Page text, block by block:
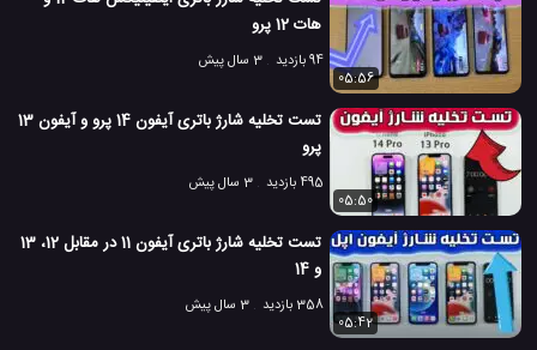
هات 12 پرو
94 بازدید
3 سال پیش
05:56
تست تخلیه شارژ باتری آیفون 14 پرو و آیفون 13
پرو
495 بازدید
3 سال پیش
05:50
تست تخلیه شارژ باتری آیفون 11 در مقابل 12، 13
و 14
358 بازدید
3 سال پیش
05:42